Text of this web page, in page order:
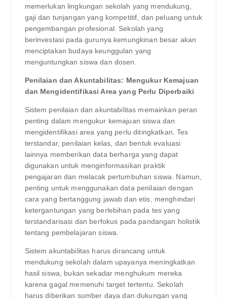
memerlukan lingkungan sekolah yang mendukung,
gaji dan tunjangan yang kompetitif, dan peluang untuk
pengembangan profesional. Sekolah yang
berinvestasi pada gurunya kemungkinan besar akan
menciptakan budaya keunggulan yang
menguntungkan siswa dan dosen.
Penilaian dan Akuntabilitas: Mengukur Kemajuan
dan Mengidentifikasi Area yang Perlu Diperbaiki
Sistem penilaian dan akuntabilitas memainkan peran
penting dalam mengukur kemajuan siswa dan
mengidentifikasi area yang perlu ditingkatkan. Tes
terstandar, penilaian kelas, dan bentuk evaluasi
lainnya memberikan data berharga yang dapat
digunakan untuk menginformasikan praktik
pengajaran dan melacak pertumbuhan siswa. Namun,
penting untuk menggunakan data penilaian dengan
cara yang bertanggung jawab dan etis, menghindari
ketergantungan yang berlebihan pada tes yang
terstandarisasi dan berfokus pada pandangan holistik
tentang pembelajaran siswa.
Sistem akuntabilitas harus dirancang untuk
mendukung sekolah dalam upayanya meningkatkan
hasil siswa, bukan sekadar menghukum mereka
karena gagal memenuhi target tertentu. Sekolah
harus diberikan sumber daya dan dukungan yang